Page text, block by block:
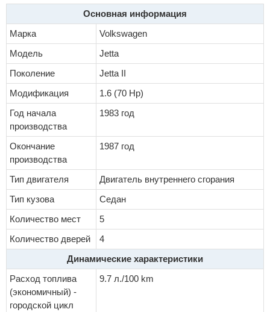
Основная информация
Марка
Volkswagen
Модель
Jetta
Поколение
Jetta II
Модификация
1.6 (70 Hp)
Год начала
производства
1983 год
Окончание
производства
1987 год
Тип двигателя
Двигатель внутреннего сгорания
Тип кузова
Седан
Количество мест
5
Количество дверей
4
Динамические характеристики
Расход топлива
(экономичный) -
городской цикл
9.7 л./100 km